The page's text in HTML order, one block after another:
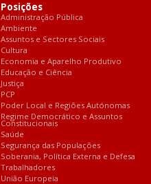
Posições
Administração Pública
Ambiente
Assuntos e Sectores Sociais
Cultura
Economia e Aparelho Produtivo
Educação e Ciência
Justiça
PCP
Poder Local e Regiões Autónomas
Regime Democrático e Assuntos
Constitucionais
Saúde
Segurança das Populações
Soberania, Política Externa e Defesa
Trabalhadores
União Europeia